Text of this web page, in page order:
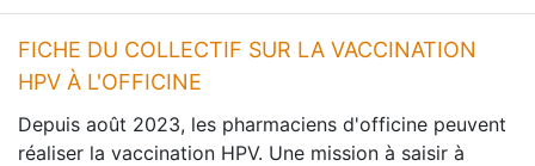
FICHE DU COLLECTIF SUR LA VACCINATION
HPV À L'OFFICINE
Depuis août 2023, les pharmaciens d'officine peuvent
réaliser la vaccination HPV. Une mission à saisir à